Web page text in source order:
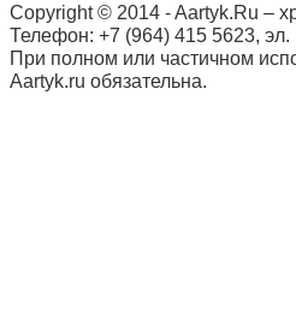
Copyright © 2014 - Aartyk.Ru –
Телефон: +7 (964) 415 5623, эл.
При полном или частичном
Aartyk.ru oбязательна.